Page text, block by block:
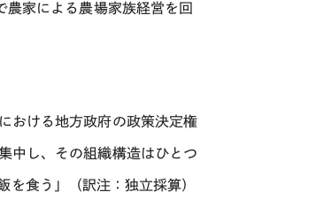
農家による農場家族経営を回
おける地方政府の政策決定権
中し、その組織構造はひとつ
食う」（訳注：独立採算）